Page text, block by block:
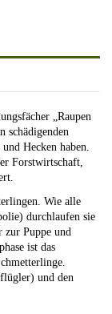
„Raupen
schädigenden
Hecken haben.
Forstwirtschaft,
Wie alle
durchlaufen sie
Puppe und
ist das
und den